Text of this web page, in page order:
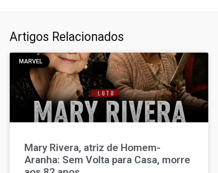
Artigos Relacionados
MARVEL
Mary Rivera, atriz de Homem-
Aranha: Sem Volta para Casa, morre